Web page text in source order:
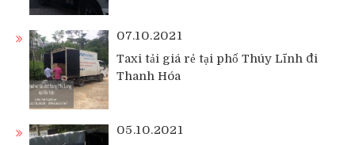
07.10.2021
Taxi tải giá rẻ tại phố Thúy Lĩnh đi
Thanh Hóa
05.10.2021